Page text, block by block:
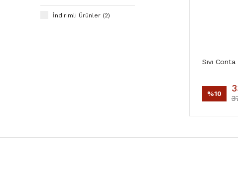
İndirimli Ürünler (2)
Sıvı
%10